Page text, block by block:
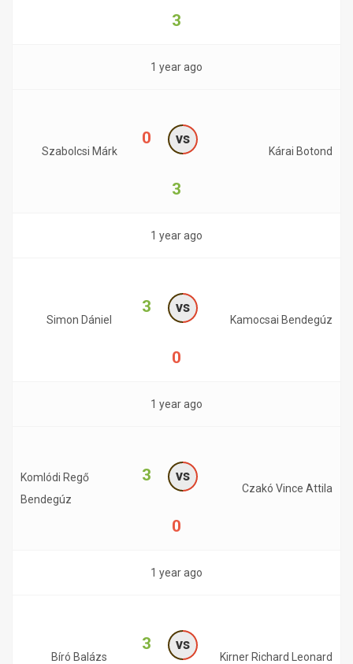
3
1 year ago
Szabolcsi Márk
0 vs
3
Kárai Botond
1 year ago
Simon Dániel
3 vs
0
Kamocsai Bendegúz
1 year ago
Komlódi Regő
Bendegúz
3 vs
0
Czakó Vince Attila
1 year ago
Bíró Balázs
3 vs
Kirner Richard Leonard